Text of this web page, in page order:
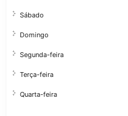
Sábado
Domingo
Segunda-feira
Terça-feira
Quarta-feira